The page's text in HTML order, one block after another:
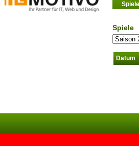
Spiele
Datum